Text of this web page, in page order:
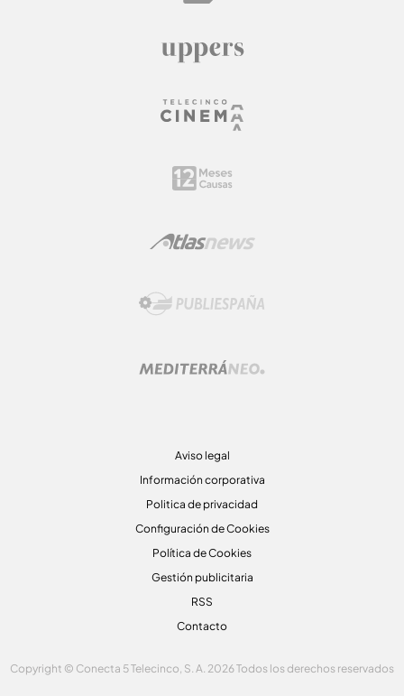
Aviso legal
Información corporativa
Politica de privacidad
Configuración de Cookies
Política de Cookies
Gestión publicitaria
RSS
Contacto
Copyright © Conecta 5 Telecinco, S. A. 2026 Todos los derechos reservados